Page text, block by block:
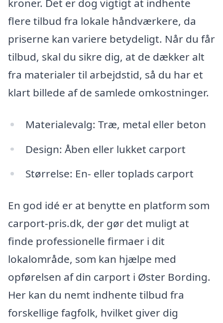
kroner. Det er dog vigtigt at indhente
flere tilbud fra lokale håndværkere, da
priserne kan variere betydeligt. Når du får
tilbud, skal du sikre dig, at de dækker alt
fra materialer til arbejdstid, så du har et
klart billede af de samlede omkostninger.
Materialevalg: Træ, metal eller beton
Design: Åben eller lukket carport
Størrelse: En- eller toplads carport
En god idé er at benytte en platform som
carport-pris.dk, der gør det muligt at
finde professionelle firmaer i dit
lokalområde, som kan hjælpe med
opførelsen af din carport i Øster Bording.
Her kan du nemt indhente tilbud fra
forskellige fagfolk, hvilket giver dig